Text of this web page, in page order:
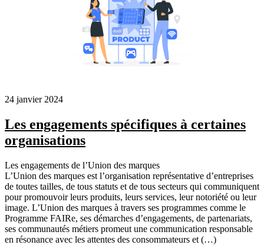
24 janvier 2024
Les engagements spécifiques à certaines
organisations
Les engagements de l’Union des marques
L’Union des marques est l’organisation représentative d’entreprises
de toutes tailles, de tous statuts et de tous secteurs qui communiquent
pour promouvoir leurs produits, leurs services, leur notoriété ou leur
image. L’Union des marques à travers ses programmes comme le
Programme FAIRe, ses démarches d’engagements, de partenariats,
ses communautés métiers promeut une communication responsable
en résonance avec les attentes des consommateurs et (…)